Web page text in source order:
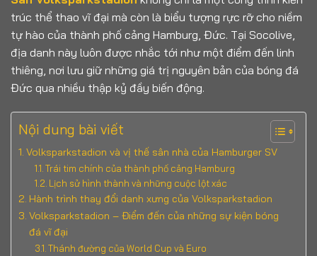
trúc thể thao vĩ đại mà còn là biểu tượng rực rỡ cho niềm
tự hào của thành phố cảng Hamburg, Đức. Tại Socolive,
địa danh này luôn được nhắc tới như một điểm đến linh
thiêng, nơi lưu giữ những giá trị nguyên bản của bóng đá
Đức qua nhiều thập kỷ đầy biến động.
Nội dung bài viết
Volksparkstadion và vị thế sân nhà của Hamburger SV
Trái tim chính của thành phố cảng Hamburg
Lịch sử hình thành và những cuộc lột xác
Hành trình thay đổi danh xưng của Volksparkstadion
Volksparkstadion – Điểm đến của những sự kiện bóng
đá vĩ đại
Thánh đường của World Cup và Euro